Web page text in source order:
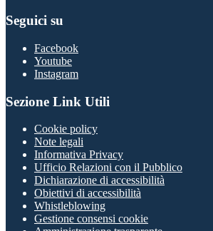
Seguici su
Facebook
Youtube
Instagram
Sezione Link Utili
Cookie policy
Note legali
Informativa Privacy
Ufficio Relazioni con il Pubblico
Dichiarazione di accessibilità
Obiettivi di accessibilità
Whistleblowing
Gestione consensi cookie